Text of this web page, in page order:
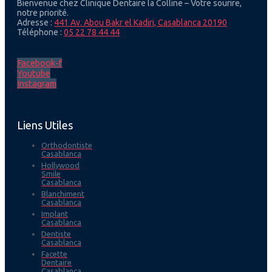
Bienvenue chez Clinique Dentaire la Colline – Votre sourire,
notre priorité.
Adresse : 441 Av. Abou Bakr el Kadiri, Casablanca 20190
Téléphone : 05 22 78 44 44
Facebook-f
Youtube
Instagram
Liens Utiles
Orthodontiste
Casablanca
Hollywood
Smile
Casablanca
Blanchiment
Casablanca
Implant
Casablanca
Dentiste
Casablanca
Facette
Dentaire